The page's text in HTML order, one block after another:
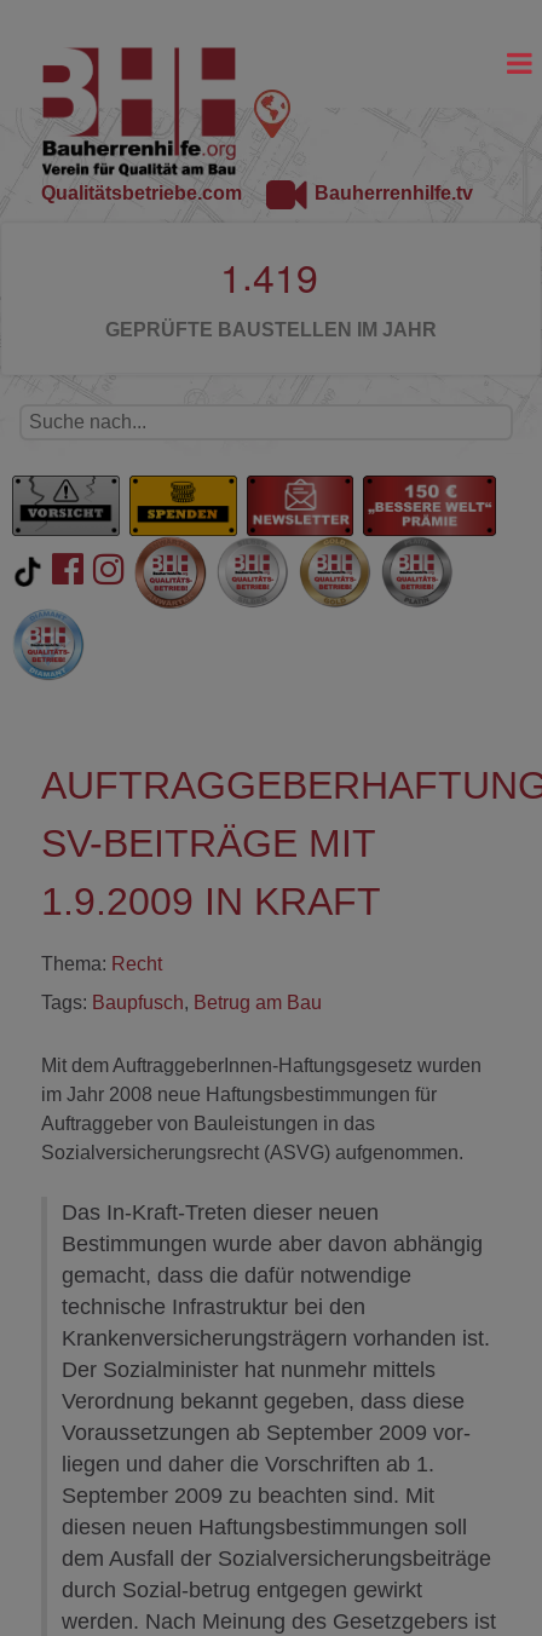
Qualitätsbetriebe.com Bauherrenhilfe.tv
1 .419
GEPRÜFTE BAUSTELLEN IM JAHR
SV-BEITRÄGE MIT
1.9.2009 IN KRAFT
Thema: Recht
Tags: Baupfusch, Betrug am Bau
Mit dem AuftraggeberInnen-Haftungsgesetz wurden
im Jahr 2008 neue Haftungsbestimmungen für
Auftraggeber von Bauleistungen in das
Sozialversicherungsrecht (ASVG) aufgenommen.
Das In-Kraft-Treten dieser neuen
Bestimmungen wurde aber davon abhängig
gemacht, dass die dafür notwendige
technische Infrastruktur bei den
Krankenversicherungsträgern vorhanden ist.
Der Sozialminister hat nunmehr mittels
Verordnung bekannt gegeben, dass diese
Voraussetzungen ab September 2009 vor-
liegen und daher die Vorschriften ab 1.
September 2009 zu beachten sind. Mit
diesen neuen Haftungsbestimmungen soll
dem Ausfall der Sozialversicherungsbeiträge
durch Sozial-betrug entgegen gewirkt
werden. Nach Meinung des Gesetzgebers ist